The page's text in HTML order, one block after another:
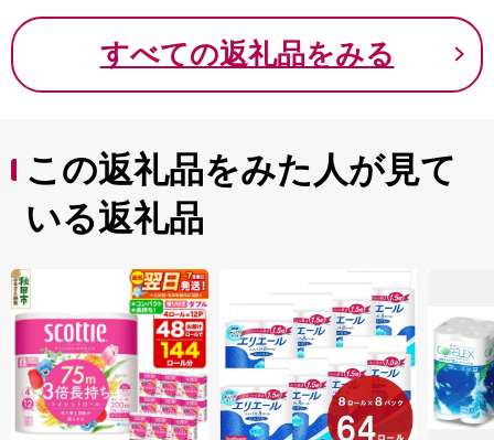
すべての返礼品をみる
この返礼品をみた人が見て
いる返礼品